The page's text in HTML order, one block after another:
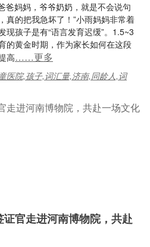
爸妈妈，爷爷奶奶，就是不会说句
真的把我急坏了！”小雨妈妈非常着
现孩子是有“语言发育迟缓”。1.5~3
的黄金时期，作为家长如何在这段
高……更多
医院,孩子,词汇量,济南,同龄人,词
官走进河南博物院，共赴